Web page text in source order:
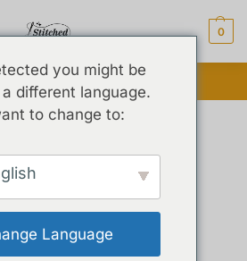
0
⚡ Bis zu 25 % Rabatt
you might be
different language.
to change to:
Language